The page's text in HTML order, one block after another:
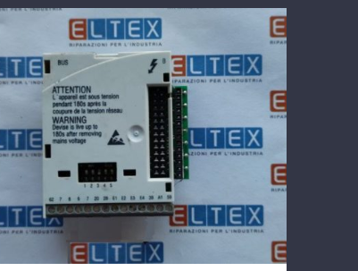
DETTAGLI